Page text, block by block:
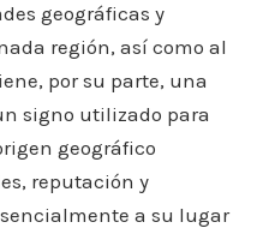
geográficas y
región, así como al
por su parte, una
signo utilizado para
geográfico
reputación y
a su lugar